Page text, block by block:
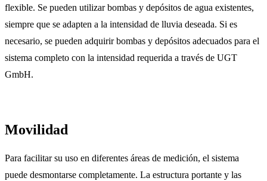
flexible. Se pueden utilizar bombas y depósitos de agua existentes,
siempre que se adapten a la intensidad de lluvia deseada. Si es
necesario, se pueden adquirir bombas y depósitos adecuados para el
sistema completo con la intensidad requerida a través de UGT
GmbH.
Movilidad
Para facilitar su uso en diferentes áreas de medición, el sistema
puede desmontarse completamente. La estructura portante y las